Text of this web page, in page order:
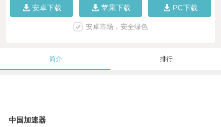
安卓下载 苹果下载 PC下载
安卓市场，安全绿色
简介 排行
中国加速器